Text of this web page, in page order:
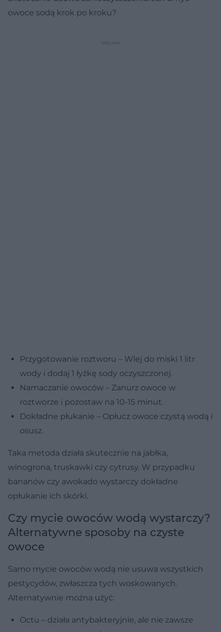
owoce sodą krok po kroku?
Przygotowanie roztworu – Wlej do miski 1 litr
wody i dodaj 1 łyżkę sody oczyszczonej.
Namaczanie owoców – Zanurz owoce w
roztworze i pozostaw na 10-15 minut.
Dokładne płukanie – Opłucz owoce czystą wodą i
osusz.
Taka metoda działa skutecznie na jabłka,
winogrona, truskawki czy cytrusy. W przypadku
bananów czy awokado wystarczy dokładne
opłukanie ich skórki.
Czy mycie owoców wodą wystarczy?
Alternatywne sposoby na czyste
owoce
Samo mycie owoców wodą nie usuwa wszystkich
pestycydów, zwłaszcza tych woskowanych.
Alternatywnie można użyć:
Octu – działa antybakteryjnie, ale nie zawsze